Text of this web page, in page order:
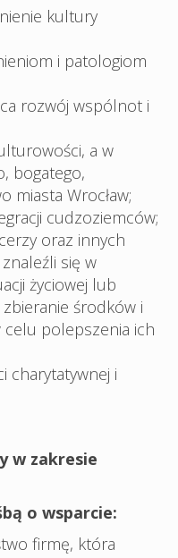
kultury
i patologiom
rozwój wspólnot i
a w
bogatego,
Wrocław;
cudzoziemców;
oraz innych
się w
życiowej lub
środków i
polepszenia ich
charytatywnej i
w zakresie
o wsparcie:
firmę, która